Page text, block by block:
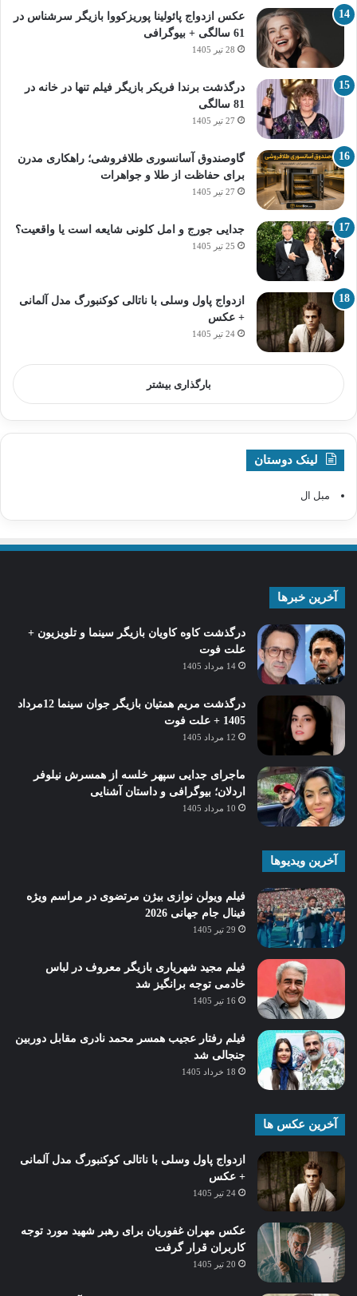
عکس ازدواج پائولینا پوریزکووا بازیگر سرشناس در
61 سالگی + بیوگرافی
28 تیر 1405
درگذشت برندا فریکر بازیگر فیلم تنها در خانه در
81 سالگی
27 تیر 1405
گاوصندوق آسانسوری طلافروشی؛ راهکاری مدرن
برای حفاظت از طلا و جواهرات
27 تیر 1405
جدایی جورج و امل کلونی شایعه است یا واقعیت؟
25 تیر 1405
ازدواج پاول وسلی با ناتالی کوکنبورگ مدل آلمانی
+ عکس
24 تیر 1405
بارگذاری بیشتر
لینک دوستان
مبل ال
آخرین خبرها
درگذشت کاوه کاویان بازیگر سینما و تلویزیون +
علت فوت
14 مرداد 1405
درگذشت مریم همتیان بازیگر جوان سینما 12مرداد
1405 + علت فوت
12 مرداد 1405
ماجرای جدایی سپهر خلسه از همسرش نیلوفر
اردلان؛ بیوگرافی و داستان آشنایی
10 مرداد 1405
آخرین ویدیوها
فیلم ویولن نوازی بیژن مرتضوی در مراسم ویژه
فینال جام جهانی 2026
29 تیر 1405
فیلم مجید شهریاری بازیگر معروف در لباس
خادمی توجه برانگیز شد
16 تیر 1405
فیلم رفتار عجیب همسر محمد نادری مقابل دوربین
جنجالی شد
18 خرداد 1405
آخرین عکس ها
ازدواج پاول وسلی با ناتالی کوکنبورگ مدل آلمانی
+ عکس
24 تیر 1405
عکس مهران غفوریان برای رهبر شهید مورد توجه
کاربران قرار گرفت
20 تیر 1405